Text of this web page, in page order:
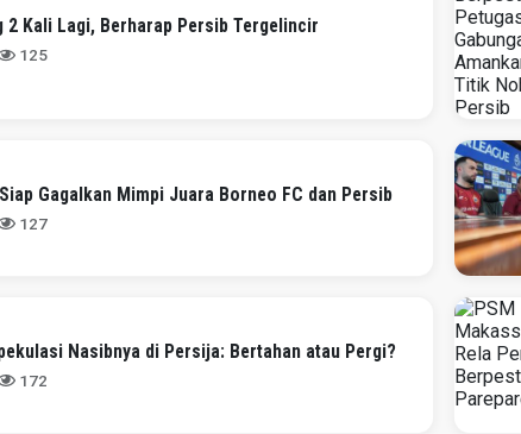
2 Kali Lagi, Berharap Persib Tergelincir
125
Gagalkan Mimpi Juara Borneo FC dan Persib
127
Nasibnya di Persija: Bertahan atau Pergi?
172